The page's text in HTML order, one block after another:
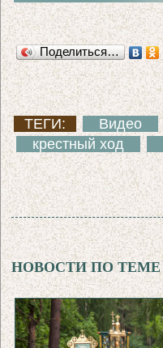
Поделиться…
ТЕГИ: Видео
крестный ход
НОВОСТИ ПО ТЕМЕ